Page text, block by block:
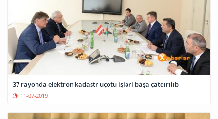
37 rayonda elektron kadastr uçotu işləri başa çatdırılıb
11-07-2019